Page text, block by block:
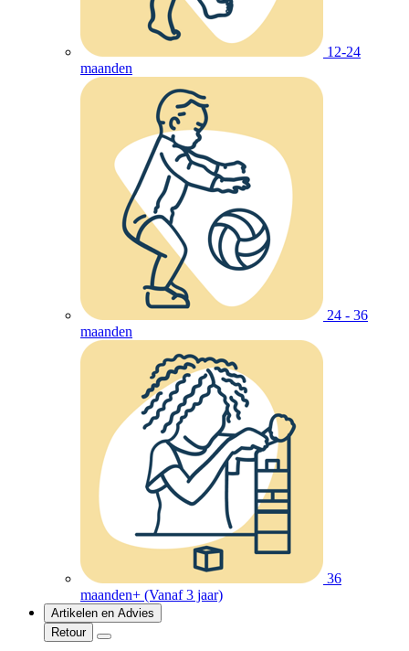
12-24
maanden
24 - 36
maanden
36
maanden+ (Vanaf 3 jaar)
Artikelen en Advies
Retour